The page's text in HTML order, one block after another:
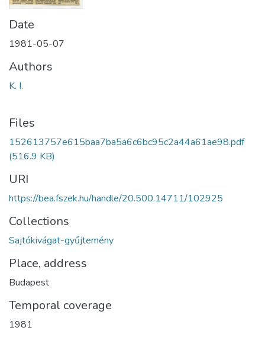
Date
1981-05-07
Authors
K. I.
Files
152613757e615baa7ba5a6c6bc95c2a44a61ae98.pdf
(516.9 KB)
URI
https://bea.fszek.hu/handle/20.500.14711/102925
Collections
Sajtókivágat-gyűjtemény
Place, address
Budapest
Temporal coverage
1981